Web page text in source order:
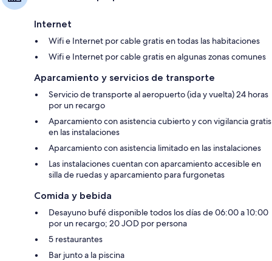
Internet
Wifi e Internet por cable gratis en todas las habitaciones
Wifi e Internet por cable gratis en algunas zonas comunes
Aparcamiento y servicios de transporte
Servicio de transporte al aeropuerto (ida y vuelta) 24 horas
por un recargo
Aparcamiento con asistencia cubierto y con vigilancia gratis
en las instalaciones
Aparcamiento con asistencia limitado en las instalaciones
Las instalaciones cuentan con aparcamiento accesible en
silla de ruedas y aparcamiento para furgonetas
Comida y bebida
Desayuno bufé disponible todos los días de 06:00 a 10:00
por un recargo; 20 JOD por persona
5 restaurantes
Bar junto a la piscina